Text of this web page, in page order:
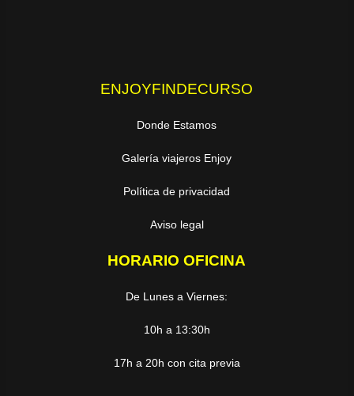
ENJOYFINDECURSO
Donde Estamos
Galería viajeros Enjoy
Política de privacidad
Aviso legal
HORARIO OFICINA
De Lunes a Viernes:
10h a 13:30h
17h a 20h con cita previa